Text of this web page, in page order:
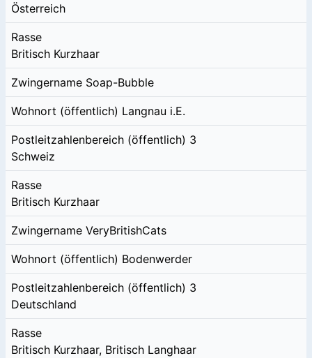
Österreich
Rasse
Britisch Kurzhaar
Zwingername Soap-Bubble
Wohnort (öffentlich) Langnau i.E.
Postleitzahlenbereich (öffentlich) 3
Schweiz
Rasse
Britisch Kurzhaar
Zwingername VeryBritishCats
Wohnort (öffentlich) Bodenwerder
Postleitzahlenbereich (öffentlich) 3
Deutschland
Rasse
Britisch Kurzhaar, Britisch Langhaar